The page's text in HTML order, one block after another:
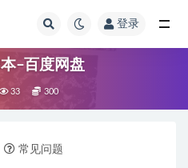
登录
–百度网盘
33 300
常见问题